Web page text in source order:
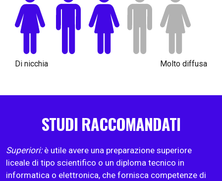
Di nicchia Molto diffusa
STUDI RACCOMANDATI
Superiori:è utile avere una preparazione superiore
liceale di tipo scientifico o un diploma tecnico in
informatica o elettronica, che fornisca competenze di